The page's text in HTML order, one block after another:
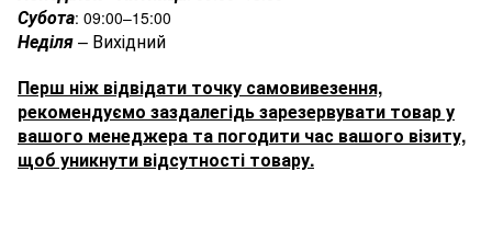
Субота: 09:00–15:00
Неділя– Вихідний
Перш ніж відвідати точку самовивезення,
рекомендуємо заздалегідь зарезервувати товар у
вашого менеджера та погодити час вашого візиту,
щоб уникнути відсутності товару.